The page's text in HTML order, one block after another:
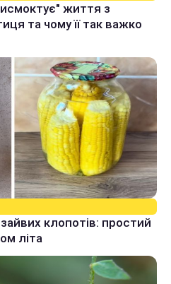
життя з
та чому її так важко
клопотів: простий
літа